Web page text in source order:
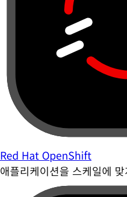
Red Hat OpenShift
애플리케이션을 스케일에